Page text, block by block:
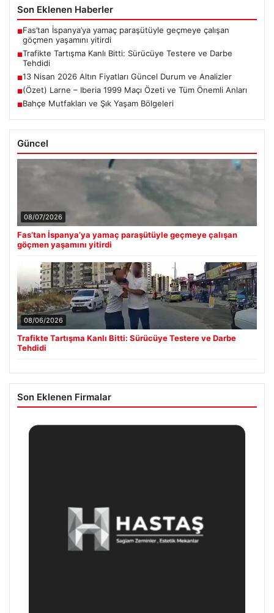
Son Eklenen Haberler
■Fas’tan İspanya’ya yamaç paraşütüyle geçmeye çalışan
göçmen yaşamını yitirdi
■Trafikte Tartışma Kanlı Bitti: Sürücüye Testere ve Darbe
Tehdidi
■13 Nisan 2026 Altın Fiyatları Güncel Durum ve Analizler
■(Özet) Larne – Iberia 1999 Maçı Özeti ve Tüm Önemli Anları
■Bahçe Mutfakları ve Şık Yaşam Bölgeleri
Güncel
08/07/2026
Fas’tan İspanya’ya yamaç paraşütüyle geçmeye çalışan
göçmen yaşamını yitirdi
08/06/2026
Trafikte Tartışma Kanlı Bitti: Sürücüye Testere ve Darbe
Tehdidi
Son Eklenen Firmalar